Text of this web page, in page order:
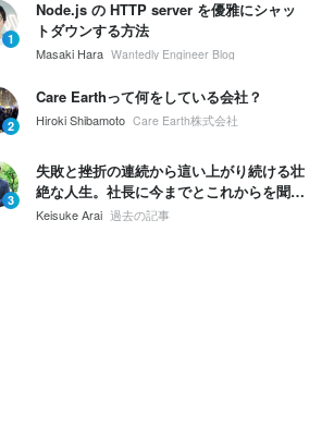
1
Node.js の HTTP server を優雅にシャッ
トダウンする方法
Masaki Hara Wantedly Engineer Blog
2
Care Earthって何をしている会社？
Hiroki Shibamoto Care Earth株式会社
3
失敗と挫折の連続から這い上がり続ける壮
絶な人生。社長に今までとこれからを聞い
てみた。
Keisuke Arai 過去の記事